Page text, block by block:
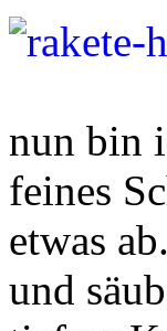
nun bin
feines
etwas
und